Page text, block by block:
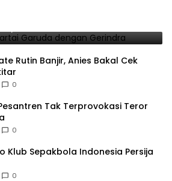
0
Rutin Banjir, Anies Bakal Cek
0
Tak Terprovokasi Teror
0
Klub Sepakbola Indonesia Persija
0